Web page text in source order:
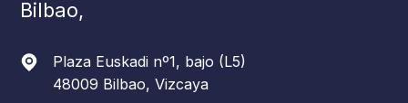
Bilbao,
Plaza Euskadi nº1, bajo (L5)
48009 Bilbao, Vizcaya